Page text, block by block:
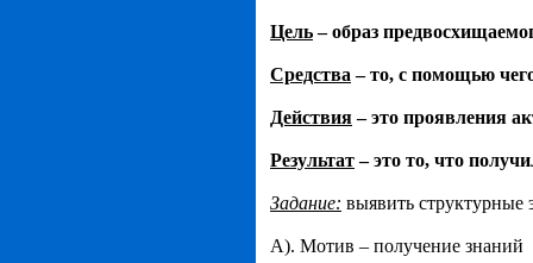
Цель– образ
Средства – то, с помощью
Действия– это проявления
Результат– это то, что
Задание: выявить структурные
А). Мотив – получение знаний